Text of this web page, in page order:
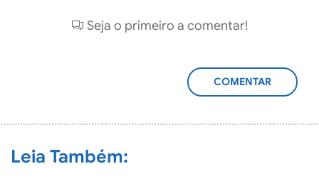
Seja o primeiro a comentar!
ADICIONAR
Leia Também: